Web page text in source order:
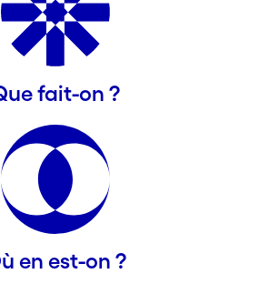
fait-on ?
en est-on ?